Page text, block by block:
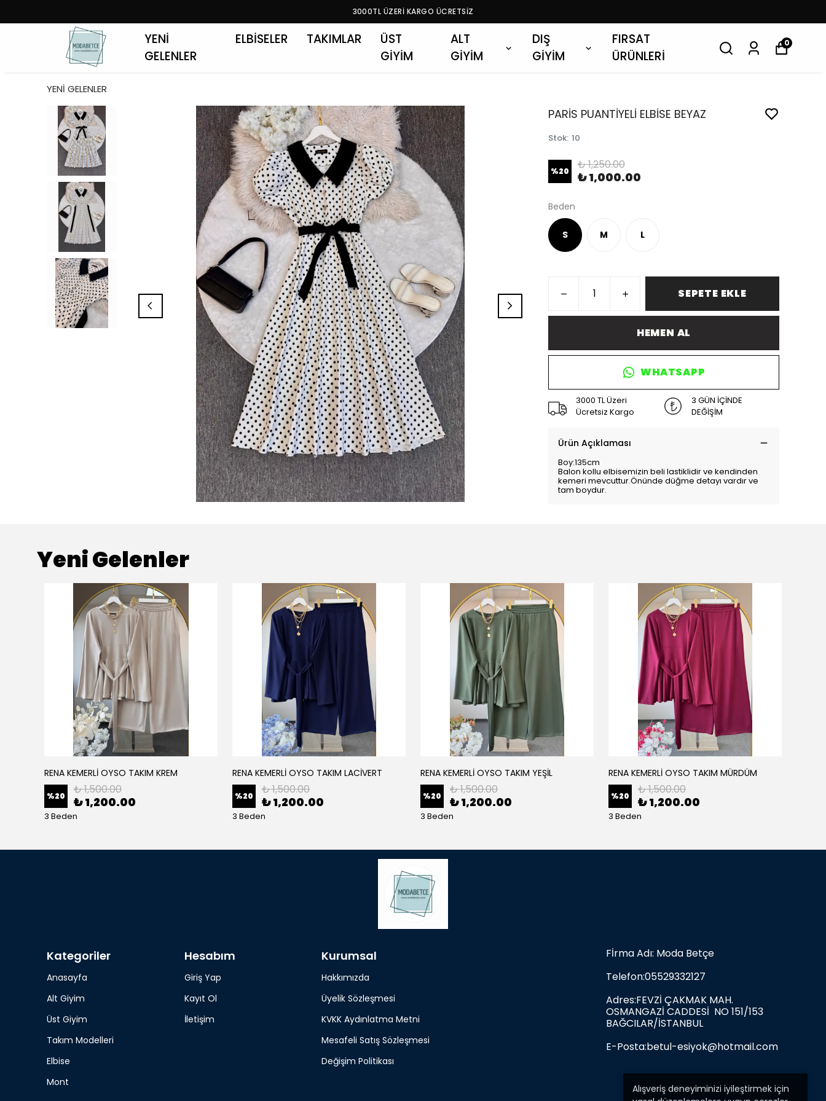
3000TL ÜZERİ KARGO ÜCRETSİZ
YENİ
GELENLER
ELBİSELER TAKIMLAR
ÜST
GİYİM
ALT
GİYİM
DIŞ
GİYİM
FIRSAT
ÜRÜNLERİ
0
Alışveriş deneyiminizi iyileştirmek için
YENİ GELENLER
PARİS PUANTİYELİ ELBİSE BEYAZ
Stok: 10
%20 ₺ 1,250.00
₺ 1,000.00
Beden
S M L
SEPETE EKLE
HEMEN AL
WHATSAPP
3000 TL Üzeri
Ücretsiz Kargo
3 GÜN İÇİNDE
DEĞİŞİM
Ürün Açıklaması
Boy:135cm
Balon kollu elbisemizin beli lastiklidir ve kendinden
kemeri mevcuttur.Önünde düğme detayı vardır ve
tam boydur.
Yeni Gelenler
RENA KEMERLİ OYSO TAKIM KREM
%20 ₺ 1,500.00
₺ 1,200.00
3 Beden
RENA KEMERLİ OYSO TAKIM LACİVERT
%20 ₺ 1,500.00
₺ 1,200.00
3 Beden
RENA KEMERLİ OYSO TAKIM YEŞİL
%20 ₺ 1,500.00
₺ 1,200.00
3 Beden
RENA KEMERLİ OYSO TAKIM MÜRDÜM
%20 ₺ 1,500.00
₺ 1,200.00
3 Beden
Kategoriler
Anasayfa
Alt Giyim
Üst Giyim
Takım Modelleri
Elbise
Mont
Hesabım
Giriş Yap
Kayıt Ol
İletişim
Kurumsal
Hakkımızda
Üyelik Sözleşmesi
KVKK Aydınlatma Metni
Mesafeli Satış Sözleşmesi
Değişim Politikası
Fİrma Adı: Moda Betçe
Telefon:05529332127
Adres:FEVZİ ÇAKMAK MAH.
OSMANGAZİ CADDESİ NO 151/153
BAĞCILAR/İSTANBUL
E-Posta:betul-esiyok@hotmail.com